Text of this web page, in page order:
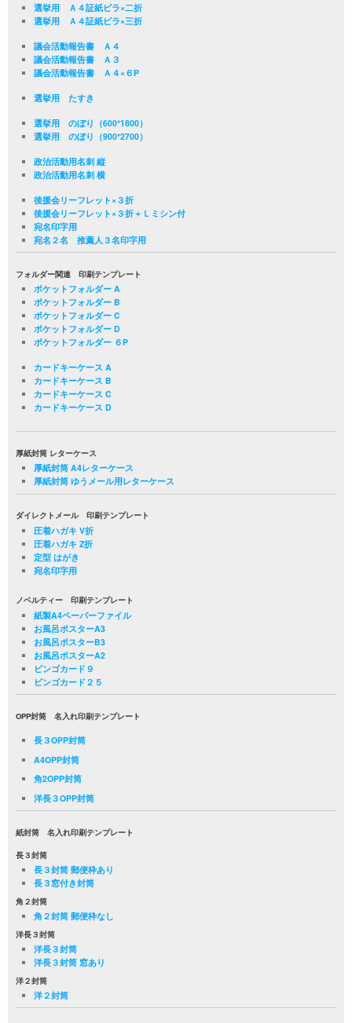
選挙用 Ａ４証紙ビラ×二折
選挙用 Ａ４証紙ビラ×三折
議会活動報告書 Ａ４
議会活動報告書 Ａ３
議会活動報告書 Ａ４×６P
選挙用 たすき
選挙用 のぼり（600*1800）
選挙用 のぼり（900*2700）
政治活動用名刺 縦
政治活動用名刺 横
後援会リーフレット×３折
後援会リーフレット×３折＋Ｌミシン付
宛名印字用
宛名２名 推薦人３名印字用
フォルダー関連 印刷テンプレート
ポケットフォルダー A
ポケットフォルダー B
ポケットフォルダー C
ポケットフォルダー D
ポケットフォルダー ６P
カードキーケース A
カードキーケース B
カードキーケース C
カードキーケース D
厚紙封筒 レターケース
厚紙封筒 A4レターケース
厚紙封筒 ゆうメール用レターケース
ダイレクトメール 印刷テンプレート
圧着ハガキ V折
圧着ハガキ Z折
定型 はがき
宛名印字用
ノベルティー 印刷テンプレート
紙製A4ペーパーファイル
お風呂ポスターA3
お風呂ポスターB3
お風呂ポスターA2
ビンゴカード９
ビンゴカード２５
OPP封筒 名入れ印刷テンプレート
長３OPP封筒
A4OPP封筒
角2OPP封筒
洋長３OPP封筒
紙封筒 名入れ印刷テンプレート
長３封筒
長３封筒 郵便枠あり
長３窓付き封筒
角２封筒
角２封筒 郵便枠なし
洋長３封筒
洋長３封筒
洋長３封筒 窓あり
洋２封筒
洋２封筒